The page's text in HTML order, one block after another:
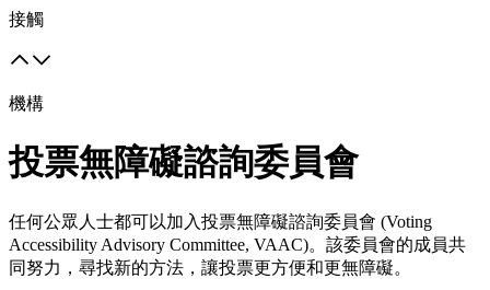
接觸
機構
投票無障礙諮詢委員會
任何公眾人士都可以加入投票無障礙諮詢委員會 (Voting
Accessibility Advisory Committee, VAAC)。該委員會的成員共
同努力，尋找新的方法，讓投票更方便和更無障礙。